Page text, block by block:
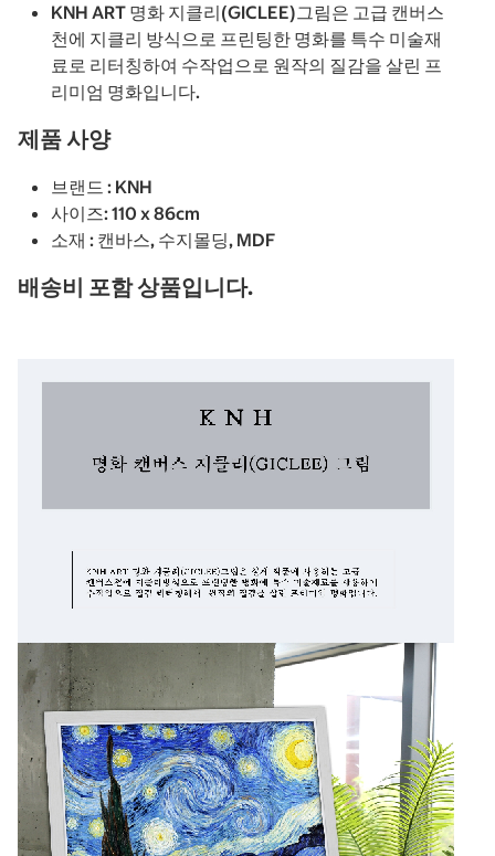
KNH ART 명화 지클리(GICLEE)그림은 고급 캔버스
천에 지클리 방식으로 프린팅한 명화를 특수 미술재
료로 리터칭하여 수작업으로 원작의 질감을 살린 프
리미엄 명화입니다.
제품 사양
브랜드 : KNH
사이즈: 110 x 86cm
소재 : 캔바스, 수지몰딩, MDF
배송비 포함 상품입니다.